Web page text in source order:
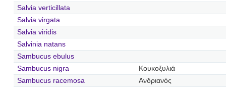
Salvia verticillata
Salvia virgata
Salvia viridis
Salvinia natans
Sambucus ebulus
Sambucus nigra
Κουκοξυλιά
Sambucus racemosa
Ανδριανός